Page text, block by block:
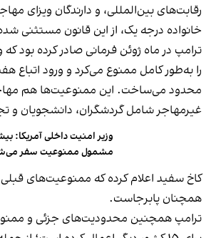
رقابت‌های بین‌المللی، و دارندگان ویزای
خانواده درجه یک، از این قانون مستثنی
را به‌طور کامل ممنوع می‌کرد و ورود اتباع
محدود می‌ساخت. این ممنوعیت‌ها هم
غیرمهاجر شامل گردشگران، دانشجویان و
مشمول ممنوعیت سفر
همچنان پابرجاست.
ترامپ همچنین محدودیت‌های جزئی و